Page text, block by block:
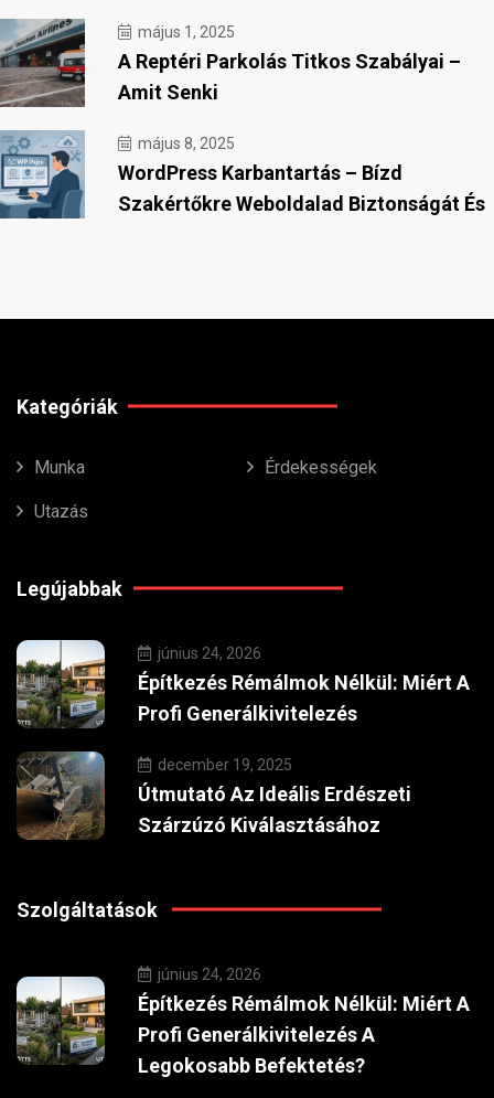
május 1, 2025
A Reptéri Parkolás Titkos Szabályai –
Amit Senki
május 8, 2025
WordPress Karbantartás – Bízd
Szakértőkre Weboldalad Biztonságát És
Kategóriák
Munka Érdekességek
Utazás
Legújabbak
június 24, 2026
Építkezés Rémálmok Nélkül: Miért A
Profi Generálkivitelezés
december 19, 2025
Útmutató Az Ideális Erdészeti
Szárzúzó Kiválasztásához
Szolgáltatások
június 24, 2026
Építkezés Rémálmok Nélkül: Miért A
Profi Generálkivitelezés A
Legokosabb Befektetés?